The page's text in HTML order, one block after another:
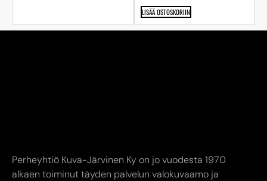
LISÄÄ OSTOSKORIIN
Perheyhtiö Kuva-Järvinen Ky on jo vuodesta 1970
alkaen toiminut täyden palvelun valokuvaamo ja